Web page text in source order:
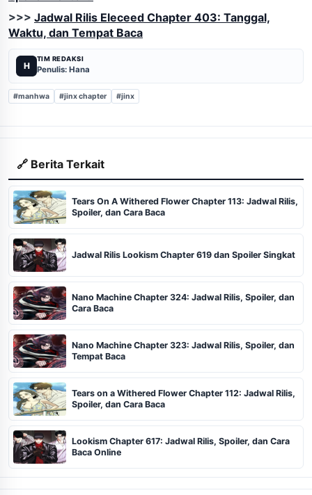
>>> Jadwal Rilis Eleceed Chapter 403: Tanggal,
Waktu, dan Tempat Baca
H
TIM REDAKSI
Penulis: Hana
#manhwa #jinx chapter #jinx
🔗 Berita Terkait
Tears On A Withered Flower Chapter 113: Jadwal Rilis,
Spoiler, dan Cara Baca
Jadwal Rilis Lookism Chapter 619 dan Spoiler Singkat
Nano Machine Chapter 324: Jadwal Rilis, Spoiler, dan
Cara Baca
Nano Machine Chapter 323: Jadwal Rilis, Spoiler, dan
Tempat Baca
Tears on a Withered Flower Chapter 112: Jadwal Rilis,
Spoiler, dan Cara Baca
Lookism Chapter 617: Jadwal Rilis, Spoiler, dan Cara
Baca Online